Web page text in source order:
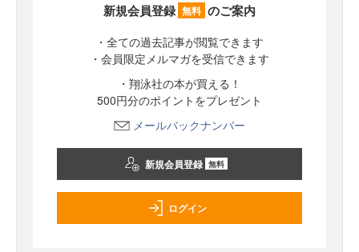
新規会員登録 無料 のご案内
・全ての過去記事が閲覧できます
・会員限定メルマガを受信できます
・翔泳社の本が買える！
500円分のポイントをプレゼント
メールバックナンバー
新規会員登録 無料
ログイン